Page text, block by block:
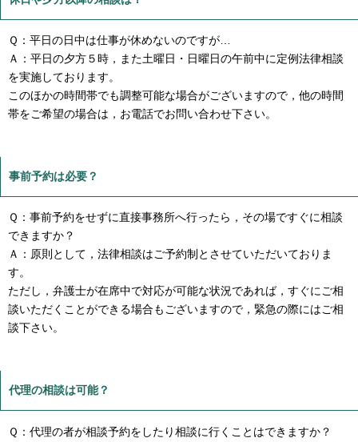
Ｑ：平日の日中は仕事が休めないのですが…
Ａ：平日の夕方５時，また土曜日・日曜日の午前中に定例法律相談
を実施しております。
このほかの時間帯でも調整可能な場合がございますので，他の時間
帯をご希望の場合は，お電話でお問い合わせ下さい。
事前予約は必要？
Ｑ：事前予約をせずに直接事務所へ行ったら，その場ですぐに相談
できますか？
Ａ：原則として，法律相談はご予約制とさせていただいておりま
す。
ただし，弁護士が在席中で対応が可能な状況であれば，すぐにご相
談いただくことができる場合もございますので，緊急の際にはご相
談下さい。
代理の相談は可能？
Ｑ：代理の者が相談予約をしたり相談に行くことはできますか？